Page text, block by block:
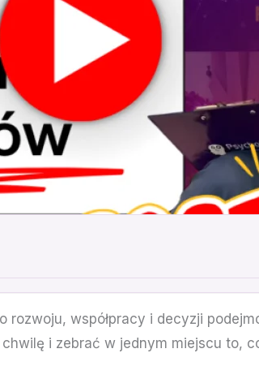
rozwoju, współpracy i decyzji
i zebrać w jednym miejscu to,